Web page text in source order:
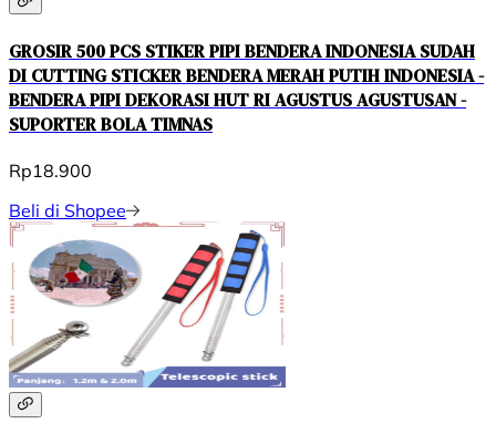
GROSIR 500 PCS STIKER PIPI BENDERA INDONESIA SUDAH
DI CUTTING STICKER BENDERA MERAH PUTIH INDONESIA -
BENDERA PIPI DEKORASI HUT RI AGUSTUS AGUSTUSAN -
SUPORTER BOLA TIMNAS
Rp18.900
Beli di Shopee